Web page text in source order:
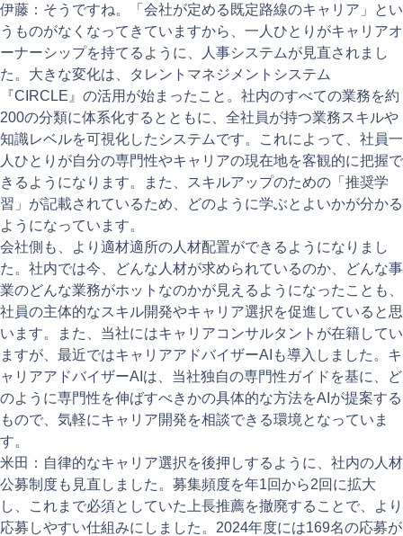
伊藤：そうですね。「会社が定める既定路線のキャリア」とい
うものがなくなってきていますから、一人ひとりがキャリアオ
ーナーシップを持てるように、人事システムが見直されまし
た。大きな変化は、タレントマネジメントシステム
『CIRCLE』の活用が始まったこと。社内のすべての業務を約
200の分類に体系化するとともに、全社員が持つ業務スキルや
知識レベルを可視化したシステムです。これによって、社員一
人ひとりが自分の専門性やキャリアの現在地を客観的に把握で
きるようになります。また、スキルアップのための「推奨学
習」が記載されているため、どのように学ぶとよいかが分かる
ようになっています。
会社側も、より適材適所の人材配置ができるようになりまし
た。社内では今、どんな人材が求められているのか、どんな事
業のどんな業務がホットなのかが見えるようになったことも、
社員の主体的なスキル開発やキャリア選択を促進していると思
います。また、当社にはキャリアコンサルタントが在籍してい
ますが、最近ではキャリアアドバイザーAIも導入しました。キ
ャリアアドバイザーAIは、当社独自の専門性ガイドを基に、ど
のように専門性を伸ばすべきかの具体的な方法をAIが提案する
もので、気軽にキャリア開発を相談できる環境となっていま
す。
米田：自律的なキャリア選択を後押しするように、社内の人材
公募制度も見直しました。募集頻度を年1回から2回に拡大
し、これまで必須としていた上長推薦を撤廃することで、より
応募しやすい仕組みにしました。2024年度には169名の応募が